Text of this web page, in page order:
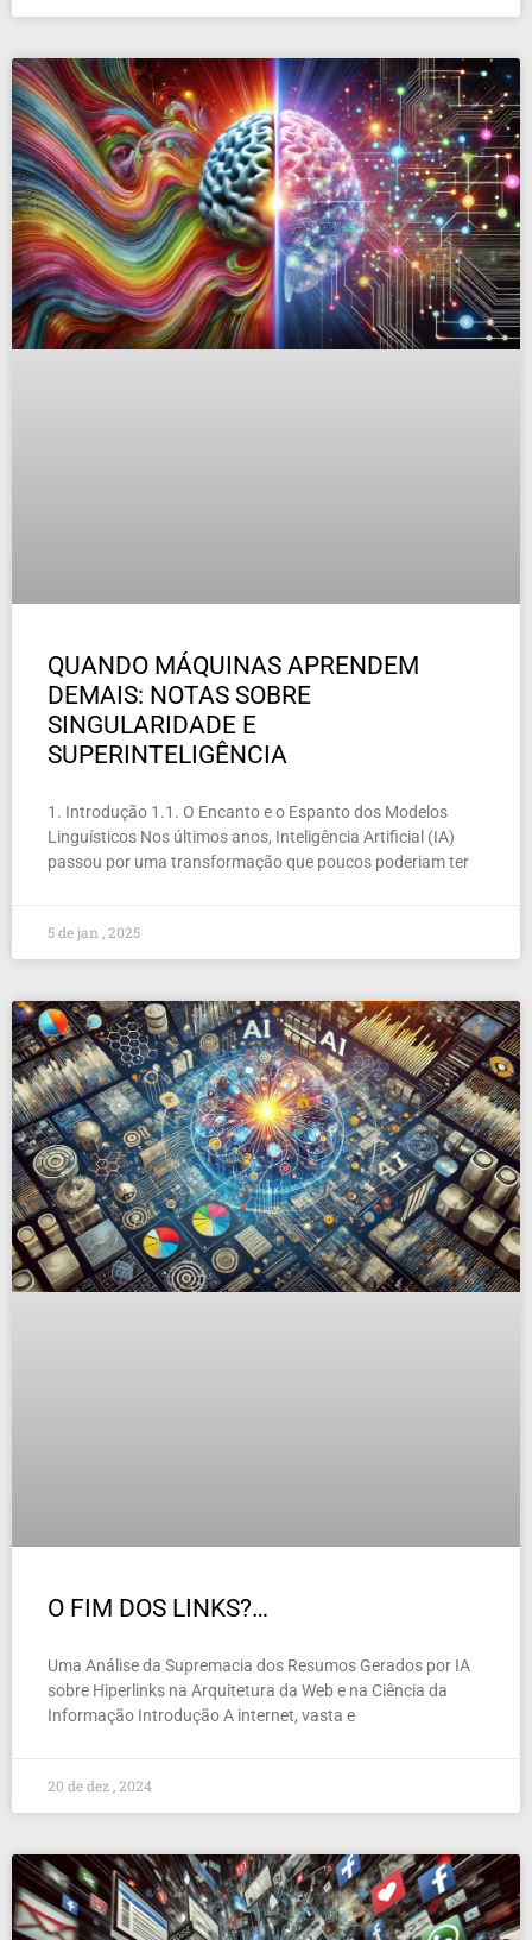
QUANDO MÁQUINAS APRENDEM
DEMAIS: NOTAS SOBRE
SINGULARIDADE E
SUPERINTELIGÊNCIA
1. Introdução 1.1. O Encanto e o Espanto dos Modelos
Linguísticos Nos últimos anos, Inteligência Artificial (IA)
passou por uma transformação que poucos poderiam ter
5 de jan , 2025
O FIM DOS LINKS?…
Uma Análise da Supremacia dos Resumos Gerados por IA
sobre Hiperlinks na Arquitetura da Web e na Ciência da
Informação Introdução A internet, vasta e
20 de dez , 2024